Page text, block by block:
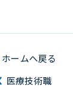
医療技術職
ホームへ戻る